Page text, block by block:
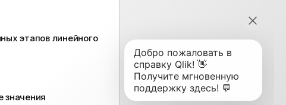
этапов линейного
значения